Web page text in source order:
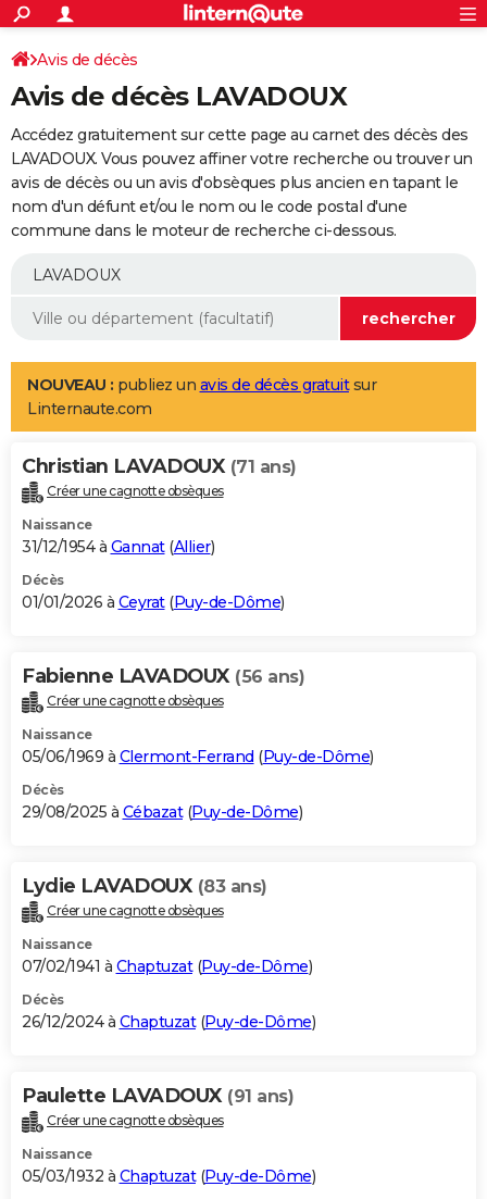
ACTUALITÉS
Politique
Société
Faits Divers
Education
Monde
Villes
+
SPORT
Coupe du monde 2026
Football
Tennis
Cyclisme
Rugby
Forum
Programme TV
TNTStreaming
Cinéma
Sorties cinéma
Musique
+
FINANCE
Retraite
Epargne
Immobilier
Risques naturels par ville
Banque
Assurance
AUTO
Essais
Réserver un essai
Citadines
Berlines
SUV
Forum auto
+
Mobiles
Meilleur smartphone
Internet
Ordinateurs
Jeux vidéo
Guide high-tech
Aménagement intérieur
LIFESTYLE
Art de vivre
Bien-être
Loisirs
Mode
Modes de vie
Alimentation
Guide de la santé
Maladies
Médicaments
Sommeil
VOYAGE
Destinations
City break
Voyage nature
Voyage de noces
Forum
Climat
+PHOTO
GUIDES D'ACHAT
BONS PLANS
Carte de Noël
Carte Bonne année
Carte Saint-Valentin
Carte Pâques
Carte d'anniversaire
DICTIONNAIRE
Dictionnaire
Biographies
Citations
Expressions
Proverbes
PROGRAMME TV
S'inscrire
Se connecter
Lycées
Collèges
Primaires
Universités
Entreprises
Service militaire
Avis de recherche
AVIS DE DÉCÈS
Bricolage
Lifestyle
Culture
Sport
Auto
Television
Voyage
Cinema
Avis de décès
Avis de décès LAVADOUX
Accédez gratuitement sur cette page au carnet des décès des
LAVADOUX. Vous pouvez affiner votre recherche ou trouver un
avis de décès ou un avis d'obsèques plus ancien en tapant le
nom d'un défunt et/ou le nom ou le code postal d'une
commune dans le moteur de recherche ci-dessous.
NOUVEAU : publiez un avis de décès gratuitsur
Linternaute.com
Christian LAVADOUX (71 ans)
Créer une cagnotte obsèques
Naissance
31/12/1954 à Gannat(Allier)
Décès
01/01/2026 à Ceyrat(Puy-de-Dôme)
Fabienne LAVADOUX (56 ans)
Créer une cagnotte obsèques
Naissance
05/06/1969 à Clermont-Ferrand (Puy-de-Dôme)
Décès
29/08/2025 à Cébazat(Puy-de-Dôme)
Lydie LAVADOUX (83 ans)
Créer une cagnotte obsèques
Naissance
07/02/1941 à Chaptuzat(Puy-de-Dôme)
Décès
26/12/2024 à Chaptuzat(Puy-de-Dôme)
Paulette LAVADOUX (91 ans)
Créer une cagnotte obsèques
Naissance
05/03/1932 à Chaptuzat(Puy-de-Dôme)